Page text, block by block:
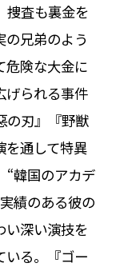
捜査も裏金を
の兄弟のよう
危険な大金に
げられる事件
の刃』『野獣
を通して特異
“韓国のアカデ
績のある彼の
い深い演技を
いる。『ゴー